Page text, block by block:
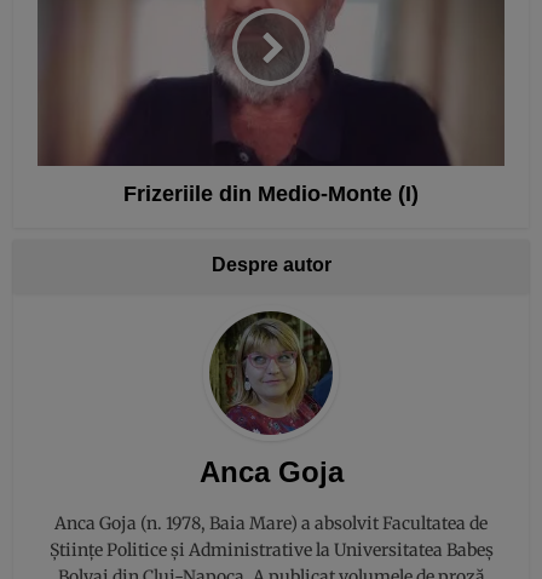
Frizeriile din Medio-Monte (I)
Despre autor
Anca Goja
Anca Goja (n. 1978, Baia Mare) a absolvit Facultatea de
Științe Politice și Administrative la Universitatea Babeș